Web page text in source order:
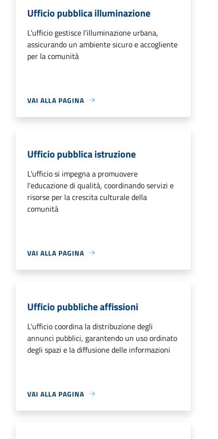
Ufficio pubblica illuminazione
L'ufficio gestisce l'illuminazione urbana,
assicurando un ambiente sicuro e accogliente
per la comunità
VAI ALLA PAGINA
Ufficio pubblica istruzione
L'ufficio si impegna a promuovere
l'educazione di qualità, coordinando servizi e
risorse per la crescita culturale della
comunità
VAI ALLA PAGINA
Ufficio pubbliche affissioni
L'ufficio coordina la distribuzione degli
annunci pubblici, garantendo un uso ordinato
degli spazi e la diffusione delle informazioni
VAI ALLA PAGINA